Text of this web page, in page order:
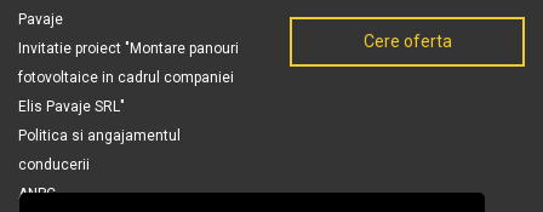
Pavaje
Invitatie proiect "Montare panouri
fotovoltaice in cadrul companiei
Elis Pavaje SRL"
Politica si angajamentul
conducerii
ANPC
Cere oferta